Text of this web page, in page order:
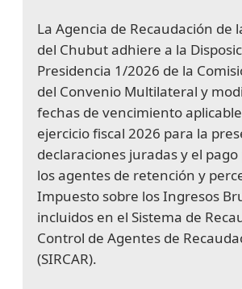
La Agencia de Recaudación de
del Chubut adhiere a la
Presidencia 1/2026 de la
del Convenio Multilateral y
fechas de vencimiento
ejercicio fiscal 2026 para la
declaraciones juradas y el
los agentes de retención y
Impuesto sobre los Ingresos
incluidos en el Sistema de
Control de Agentes de
(SIRCAR).